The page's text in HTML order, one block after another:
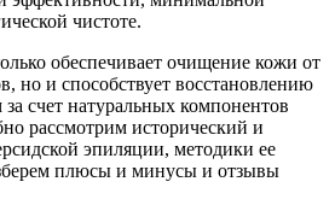
чистоте.
обеспечивает очищение кожи от
но и способствует восстановлению
счет натуральных компонентов
рассмотрим исторический и
эпиляции, методики ее
плюсы и минусы и отзывы